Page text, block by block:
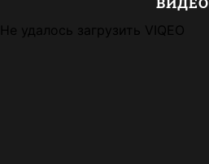
Не удалось загрузить VIQEO